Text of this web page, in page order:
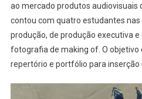
ao mercado produtos audiovisuais
contou com quatro estudantes
produção, de produção executiva
fotografia de making of. O objetivo
repertório e portfólio para inserção